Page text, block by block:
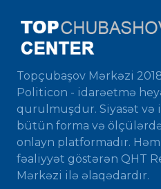
Topçubaşov Mərkəzi
Politicon - idarəetmə
qurulmuşdur. Siyasət və
bütün forma və
onlayn platformadır.
fəaliyyət göstərən QHT
Mərkəzi ilə əlaqədardır.